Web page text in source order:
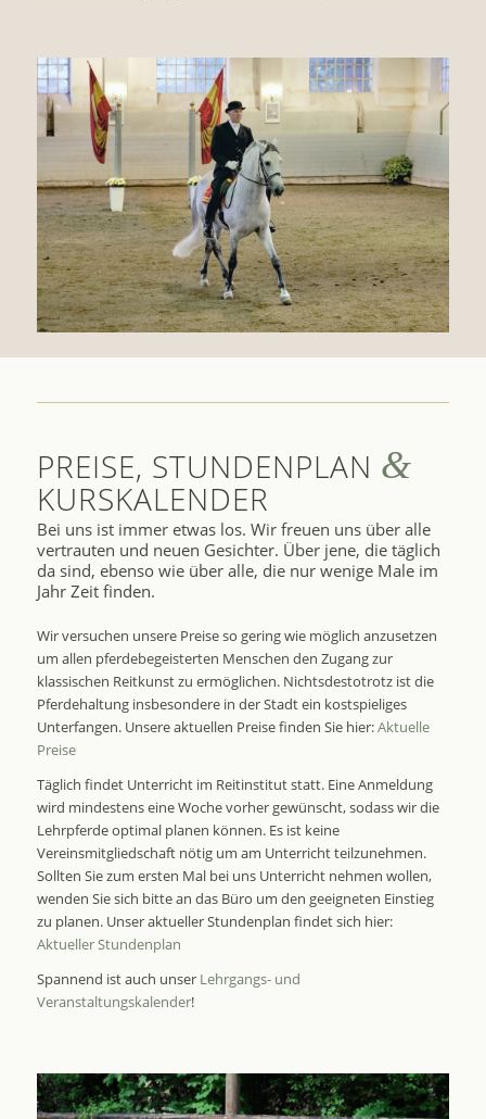
PREISE, STUNDENPLAN &
KURSKALENDER
Bei uns ist immer etwas los. Wir freuen uns über alle
vertrauten und neuen Gesichter. Über jene, die täglich
da sind, ebenso wie über alle, die nur wenige Male im
Jahr Zeit finden.
Wir versuchen unsere Preise so gering wie möglich anzusetzen
um allen pferdebegeisterten Menschen den Zugang zur
klassischen Reitkunst zu ermöglichen. Nichtsdestotrotz ist die
Pferdehaltung insbesondere in der Stadt ein kostspieliges
Unterfangen. Unsere aktuellen Preise finden Sie hier:Aktuelle
Preise
Täglich findet Unterricht im Reitinstitut statt. Eine Anmeldung
wird mindestens eine Woche vorher gewünscht, sodass wir die
Lehrpferde optimal planen können. Es ist keine
Vereinsmitgliedschaft nötig um am Unterricht teilzunehmen.
Sollten Sie zum ersten Mal bei uns Unterricht nehmen wollen,
wenden Sie sich bitte an das Büro um den geeigneten Einstieg
zu planen. Unser aktueller Stundenplan findet sich hier:
Aktueller Stundenplan
Spannend ist auch unser Lehrgangs- und
Veranstaltungskalender!